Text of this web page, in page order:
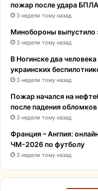
пожар после удара БПЛА
3 недели тому назад
Минобороны выпустило
3 недели тому назад
В Ногинске два
украинских
3 недели тому назад
Пожар начался на
после падения
3 недели тому назад
Франция – Англия:
ЧМ-2026 по футболу
3 недели тому назад